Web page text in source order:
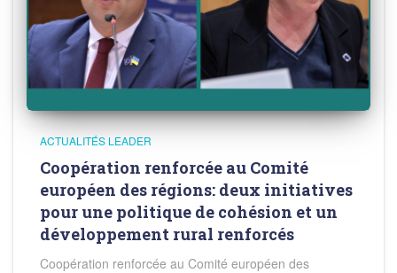
ACTUALITÉS LEADER
Coopération renforcée au Comité
européen des régions: deux initiatives
pour une politique de cohésion et un
développement rural renforcés
Coopération renforcée au Comité européen des